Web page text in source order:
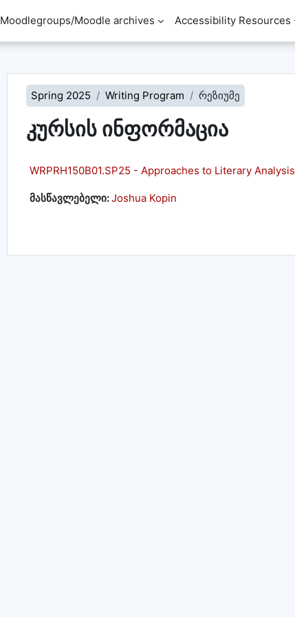
Moodlegroups/Moodle archives Accessibility Resources
Spring 2025 Writing Program რეზიუმე
კურსის ინფორმაცია
WRPRH150B01.SP25 - Approaches to Literary Analysis
მასწავლებელი:Joshua Kopin